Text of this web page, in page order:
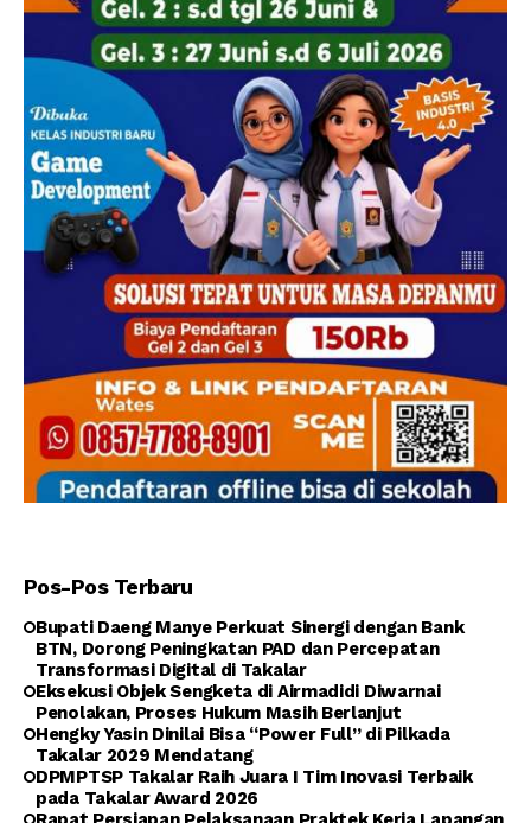
Pos-Pos Terbaru
Bupati Daeng Manye Perkuat Sinergi dengan Bank
BTN, Dorong Peningkatan PAD dan Percepatan
Transformasi Digital di Takalar
Eksekusi Objek Sengketa di Airmadidi Diwarnai
Penolakan, Proses Hukum Masih Berlanjut
Hengky Yasin Dinilai Bisa “Power Full” di Pilkada
Takalar 2029 Mendatang
DPMPTSP Takalar Raih Juara I Tim Inovasi Terbaik
pada Takalar Award 2026